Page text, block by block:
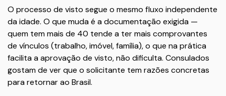
O processo de visto segue o mesmo fluxo independente
da idade. O que muda é a documentação exigida —
quem tem mais de 40 tende a ter mais comprovantes
de vínculos (trabalho, imóvel, família), o que na prática
facilita a aprovação de visto, não dificulta. Consulados
gostam de ver que o solicitante tem razões concretas
para retornar ao Brasil.